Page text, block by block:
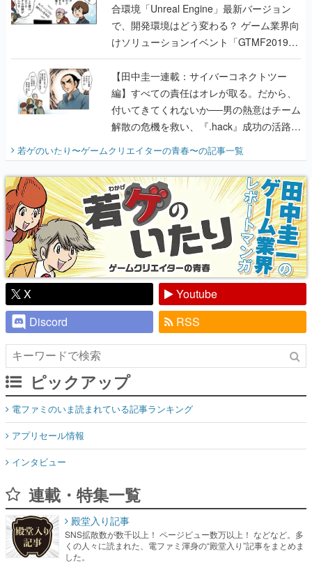
合環境「Unreal Engine」最新バージョン
で、開発環境はどう変わる？ ゲーム業界向
けソリューションイベント「GTMF2019」
に行って、より理解を深めよう【PR】
【田中圭一連載：サイバーコネクトツー
編】すべての責任はオレが取る。だから、
付いてきてくれないか──男の熱意はチーム
解散の危機を救い、『.hack』成功の活路を
『少年ジャンプ』色だった【若ゲのいた
り】
若ゲのいたり〜ゲームクリエイターの青春〜の記事一覧
X
Youtube
Discord
RSS
ピックアップ
電ファミのいま読まれている記事ランキング
アプリセール情報
インタビュー
連載・特集一覧
殿堂入り記事
SNS拡散数が数千以上！ ページビュー数万以上！ などなど。多
くの人々に読まれた、電ファミ渾身の“殿堂入り”記事をまとめま
した。